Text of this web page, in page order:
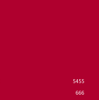
5455
666